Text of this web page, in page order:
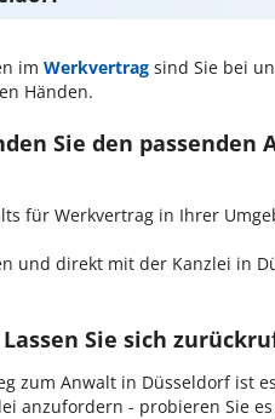
im Werkvertrag sind Sie bei
Händen.
Sie den
für Werkvertrag in Ihrer
und direkt mit der Kanzlei in
Sie sich
zum Anwalt in Düsseldorf ist
anzufordern - probieren Sie